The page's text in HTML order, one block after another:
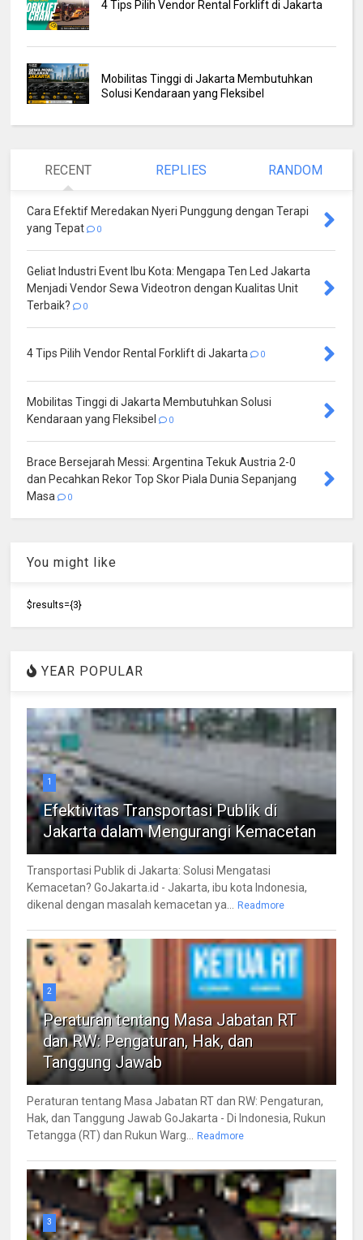
4 Tips Pilih Vendor Rental Forklift di Jakarta
Mobilitas Tinggi di Jakarta Membutuhkan
Solusi Kendaraan yang Fleksibel
RECENT REPLIES RANDOM
Cara Efektif Meredakan Nyeri Punggung dengan Terapi
yang Tepat
0
Geliat Industri Event Ibu Kota: Mengapa Ten Led Jakarta
Menjadi Vendor Sewa Videotron dengan Kualitas Unit
Terbaik?
0
4 Tips Pilih Vendor Rental Forklift di Jakarta 0
Mobilitas Tinggi di Jakarta Membutuhkan Solusi
Kendaraan yang Fleksibel
0
Brace Bersejarah Messi: Argentina Tekuk Austria 2-0
dan Pecahkan Rekor Top Skor Piala Dunia Sepanjang
Masa
0
You might like
$results={3}
YEAR POPULAR
1
Efektivitas Transportasi Publik di
Jakarta dalam Mengurangi Kemacetan
Transportasi Publik di Jakarta: Solusi Mengatasi
Kemacetan? GoJakarta.id - Jakarta, ibu kota Indonesia,
dikenal dengan masalah kemacetan ya... Readmore
2
Peraturan tentang Masa Jabatan RT
dan RW: Pengaturan, Hak, dan
Tanggung Jawab
Peraturan tentang Masa Jabatan RT dan RW: Pengaturan,
Hak, dan Tanggung Jawab GoJakarta - Di Indonesia, Rukun
Tetangga (RT) dan Rukun Warg... Readmore
3